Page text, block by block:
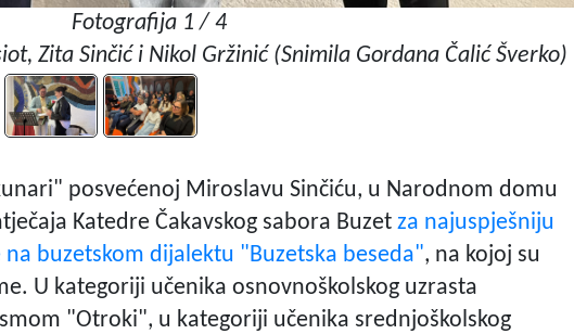
Fotografija 1 / 4
Zita Sinčić i Nikol Gržinić (Snimila Gordana Čalić Šverko)
posvećenoj Miroslavu Sinčiću, u Narodnom domu
Katedre Čakavskog sabora Buzet za najuspješniju
buzetskom dijalektu "Buzetska beseda", na kojoj su
U kategoriji učenika osnovnoškolskog uzrasta
"Otroki", u kategoriji učenika srednjoškolskog